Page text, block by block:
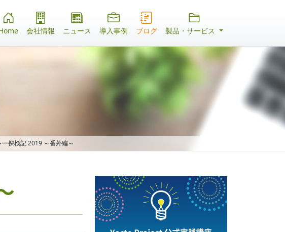
会社情報 ニュース 導入事例 ブログ 製品・サービス
ー探検記 2019 ～番外編～